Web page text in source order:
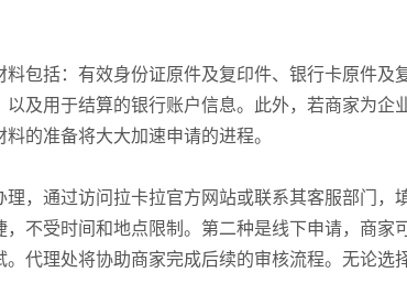
包括：有效身份证原件及复印件、银行卡原件及
及用于结算的银行账户信息。此外，若商家为企
的准备将大大加速申请的进程。
，通过访问拉卡拉官方网站或联系其客服部门，
不受时间和地点限制。第二种是线下申请，商家
代理处将协助商家完成后续的审核流程。无论选